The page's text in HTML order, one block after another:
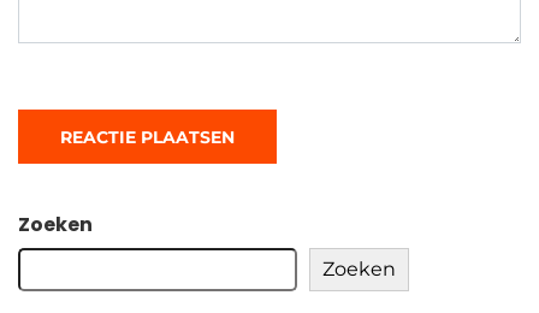
Zoeken
Zoeken